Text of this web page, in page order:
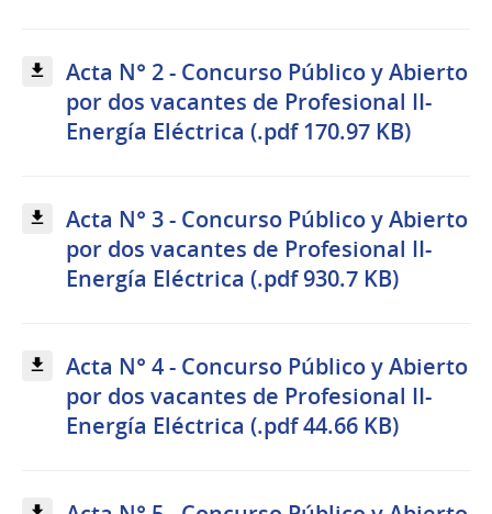
Acta N° 2 - Concurso Público y Abierto
por dos vacantes de Profesional II-
Energía Eléctrica (.pdf 170.97 KB)
Acta N° 3 - Concurso Público y Abierto
por dos vacantes de Profesional II-
Energía Eléctrica (.pdf 930.7 KB)
Acta N° 4 - Concurso Público y Abierto
por dos vacantes de Profesional II-
Energía Eléctrica (.pdf 44.66 KB)